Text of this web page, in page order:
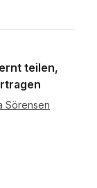
teilen,
Sörensen